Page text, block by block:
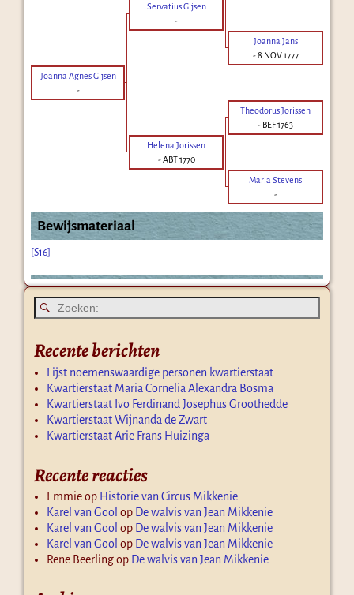
Servatius Gijsen
-
Joanna Jans
-8 NOV 1777
Joanna Agnes Gijsen
-
Theodorus Jorissen
- BEF 1763
Helena Jorissen
-ABT 1770
Maria Stevens
-
Bewijsmateriaal
[S16]
Recente berichten
Lijst noemenswaardige personen kwartierstaat
Kwartierstaat Maria Cornelia Alexandra Bosma
Kwartierstaat Ivo Ferdinand Josephus Groothedde
Kwartierstaat Wijnanda de Zwart
Kwartierstaat Arie Frans Huizinga
Recente reacties
Emmieop Historie van Circus Mikkenie
Karel van Gool op De walvis van Jean Mikkenie
Karel van Gool op De walvis van Jean Mikkenie
Karel van Gool op De walvis van Jean Mikkenie
Rene Beerlingop De walvis van Jean Mikkenie